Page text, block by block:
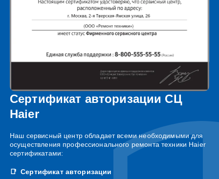
Сертификат авторизации СЦ
Haier
Наш сервисный центр обладает всеми необходимыми для
осуществления профессионального ремонта техники Haier
сертификатами:
Сертификат авторизации